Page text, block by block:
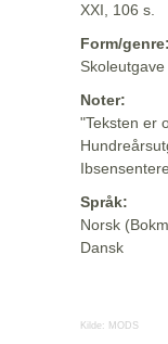
XXI, 106 s.
Form/genre:
Skoleutgave
Noter:
"Teksten er
Språk:
Norsk
Dansk
Kilde: MODS